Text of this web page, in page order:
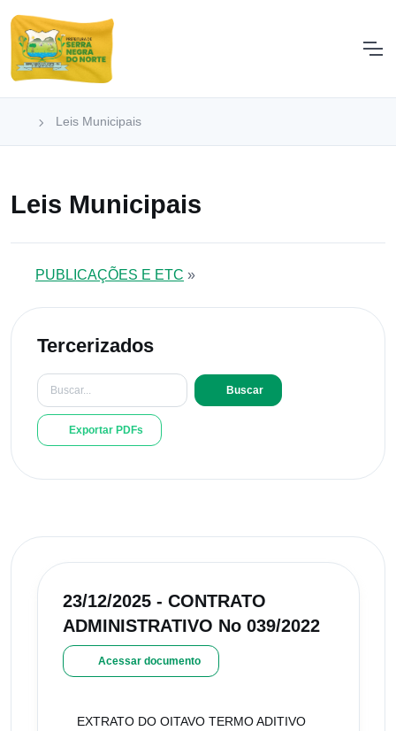
Leis Municipais
Leis Municipais
PUBLICAÇÕES E ETC »
Tercerizados
Buscar
Exportar PDFs
23/12/2025 - CONTRATO
ADMINISTRATIVO No 039/2022
Acessar documento
EXTRATO DO OITAVO TERMO ADITIVO